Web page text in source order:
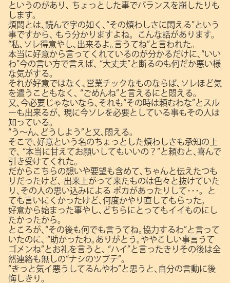
というのがあり､
ちょっとした事でバランスを崩したりも
します。
煩悶とは､読んで字の如く､“その煩わしさに悶える”という
事ですから､
もう分かりますよね。こんな話があります。
“私､ソレ得意やし､出来るよ｡言うてね”と言われた。
本当に好意から言ってくれているのが分かるだけに､“いい
わ”今の言い方で言えば､
“大丈夫”と断るのも何だか悪い様
な気がする。
それが好意ではなく､営業チックなものならば､ソレほど気
を遣うこともなく､
“ごめんね”と言えるにと悶える。
又､今必要じゃないなら､それも“その時は頼むわな”とスル
ーも出来るが､
現に今ソレを必要としている事もその人は
知っている。
“う〜ん､どうしよう”と又､悶える。
そこで､好意という名のちょっとした煩わしさも承知の上
で､
“本当に甘えてお願いしてもいいの？”と頼むと､喜んで
引き受けてくれた。
だからこちらの想いや要望も含めて､ちゃんと伝えたつも
りだったけど､
出来上がって来たものは色々と抜けていた
り､その人の思い込みによる ポカがあったりして･･･。と
ても言いにくかったけど､何度かやり直してもらった。
好意から始まった事やし､どちらにとってもイイものにし
たかったから。
ところが､“その後も何でも言うてね｡協力するわ”と言って
いたのに､
“助かったわ｡ありがとう｡ややこしい事言うて
ゴメンね”とお礼を言うと､
“ハイ”と言ったきりその後は全
然連絡も無しの“ナシのツブテ”。
“きっと気イ悪うしてるんやわ”と思うと､自分の言動に後
悔しきり。